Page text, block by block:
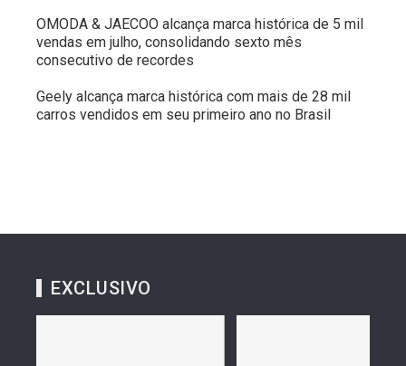
OMODA & JAECOO alcança marca histórica de 5 mil
vendas em julho, consolidando sexto mês
consecutivo de recordes
Geely alcança marca histórica com mais de 28 mil
carros vendidos em seu primeiro ano no Brasil
EXCLUSIVO